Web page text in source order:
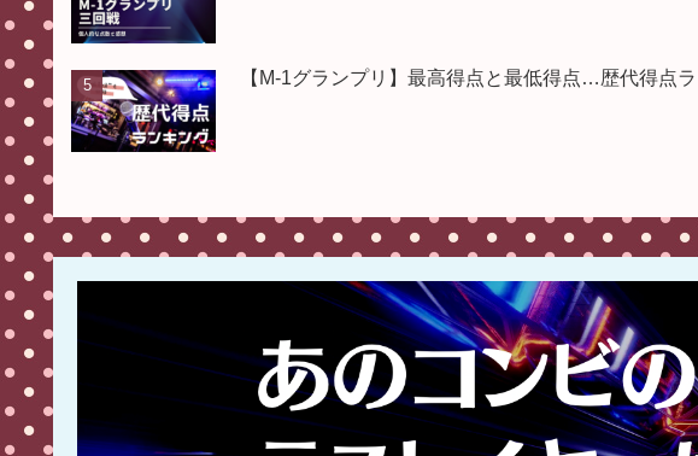
【M-1グランプリ】最高得点と最低得点…歴代得点